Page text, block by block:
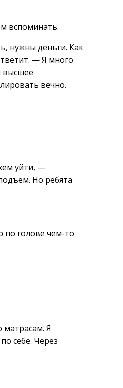
вспоминать.
нужны деньги. Как
— Я много
высшее
вечно.
уйти, —
Но ребята
по голове чем-то
матрасам. Я
себе. Через